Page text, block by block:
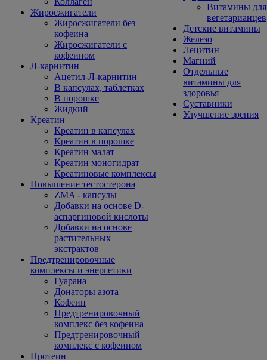
Жиросжигатели
Жиросжигатели без
кофеина
Жиросжигатели с
кофеином
Л-карнитин
Ацетил-Л-карнитин
В капсулах, таблетках
В порошке
Жидкий
Креатин
Креатин в капсулах
Креатин в порошке
Креатин малат
Креатин моногидрат
Креатиновые комплексы
Повышение тестостерона
ZMA - капсулы
Добавки на основе D-
аспаргиновой кислоты
Добавки на основе
растительных
экстрактов
Предтренировочные
комплексы и энергетики
Гуарана
Донаторы азота
Кофеин
Предтренировочный
комплекс без кофеина
Предтренировочный
комплекс с кофеином
Протеин
Витамины для
вегетарианцев
Детские витамины
Железо
Лецитин
Магний
Отдельные
витамины для
здоровья
Суставники
Улучшение зрения